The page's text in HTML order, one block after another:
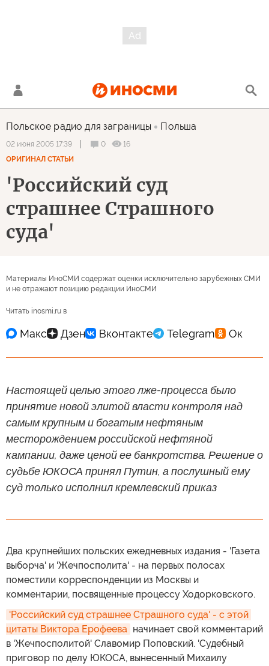
Польское радио для заграницы Польша
02 июня 2005 17:39 0
16
ОРИГИНАЛ СТАТЬИ
'Российский суд
страшнее Страшного
суда'
Материалы ИноСМИ содержат оценки исключительно зарубежных СМИ
и не отражают позицию редакции ИноСМИ
Читать inosmi.ru в
Настоящей целью этого лже-процесса было
принятие новой элитой власти контроля над
самым крупным и богатым нефтяным
месторождением российской нефтяной
кампании, даже ценой ее банкротства. Решение о
судьбе ЮКОСА принял Путин, а послушный ему
суд только исполнил кремлевский приказ
Два крупнейших польских ежедневных издания - 'Газета
выборча' и 'Жечпосполита' - на первых полосах
поместили корреспонденции из Москвы и
комментарии, посвященные процессу Ходорковского.
'Российский суд страшнее Страшного суда' - с этой
цитаты Виктора Ерофеева начинает свой комментарий
в 'Жечпосполитой' Славомир Поповский. 'Судебный
приговор по делу ЮКОСА, вынесенный Михаилу